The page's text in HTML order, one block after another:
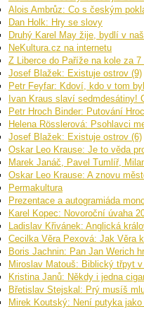
Alois Ambrůz: Co s českým
Dan Holk: Hry se slovy
Druhý Karel May žije, bydlí v
NeKultura.cz na internetu
Z Liberce do Paříže na kole za 7
Josef Blažek: Existuje ostrov (9)
Petr Feyfar: Kdoví, kdo v tom
Ivan Kraus slaví sedmdesátiny!
Petr Hroch Binder: Putování
Helena Rösslerová: Psohlavci
Josef Blažek: Existuje ostrov (6)
Oskar Leo Krause: Je to věda
Marek Janáč, Pavel Tumlíř,
Oskar Leo Krause: A znovu
Permakultura
Prezentace a autogramiáda
Karel Kopec: Novoroční úvaha
Ladislav Křivánek: Anglická
Cecilka Věra Pexová: Jak Věra
Boris Jachnin: Pan Jan Werich
Miroslav Matouš: Biblický třpyt
Kristina Janů: Někdy i jedna
Břetislav Stejskal: Prý musíš
Mirek Koutský: Není putyka